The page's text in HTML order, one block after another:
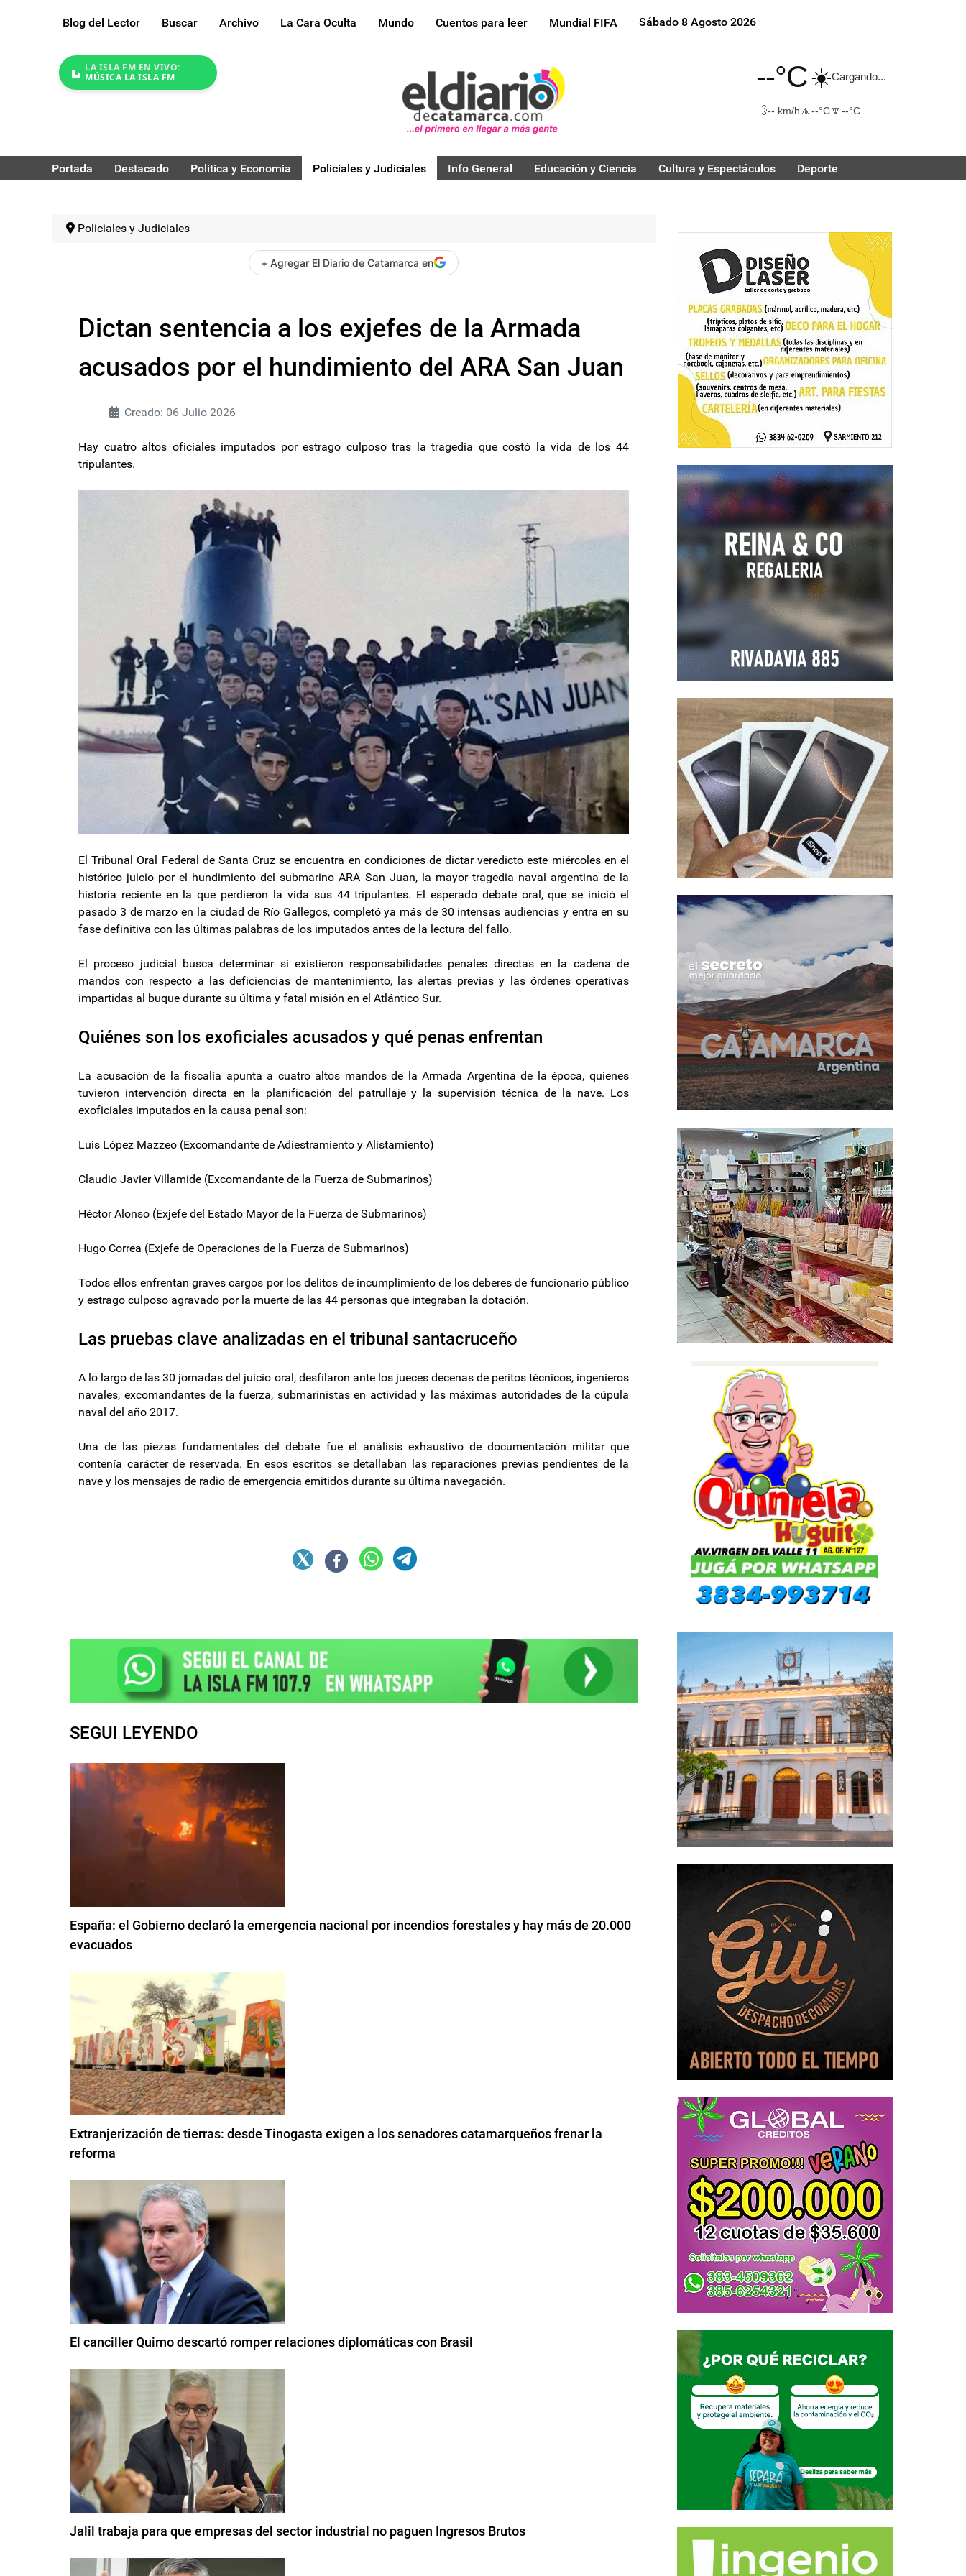
Blog del Lector Buscar Archivo La Cara Oculta Mundo Cuentos para leer Mundial FIFA Sábado 8 Agosto 2026
LA ISLA FM EN VIVO:
MÚSICA LA ISLA FM
--°C☀️Cargando...
💨-- km/h 🔼 --°C🔽 --°C
Portada Destacado Politica y Economia Policiales y Judiciales Info General Educación y Ciencia Cultura y Espectáculos Deporte
Policiales y Judiciales
+ Agregar El Diario de Catamarca en
Dictan sentencia a los exjefes de la Armada
acusados por el hundimiento del ARA San Juan
Creado: 06 Julio 2026
Hay cuatro altos oficiales imputados por estrago culposo tras la tragedia que costó la vida de los 44
tripulantes.
El Tribunal Oral Federal de Santa Cruz se encuentra en condiciones de dictar veredicto este miércoles en el
histórico juicio por el hundimiento del submarino ARA San Juan, la mayor tragedia naval argentina de la
historia reciente en la que perdieron la vida sus 44 tripulantes. El esperado debate oral, que se inició el
pasado 3 de marzo en la ciudad de Río Gallegos, completó ya más de 30 intensas audiencias y entra en su
fase definitiva con las últimas palabras de los imputados antes de la lectura del fallo.
El proceso judicial busca determinar si existieron responsabilidades penales directas en la cadena de
mandos con respecto a las deficiencias de mantenimiento, las alertas previas y las órdenes operativas
impartidas al buque durante su última y fatal misión en el Atlántico Sur.
Quiénes son los exoficiales acusados y qué penas enfrentan
La acusación de la fiscalía apunta a cuatro altos mandos de la Armada Argentina de la época, quienes
tuvieron intervención directa en la planificación del patrullaje y la supervisión técnica de la nave. Los
exoficiales imputados en la causa penal son:
Luis López Mazzeo (Excomandante de Adiestramiento y Alistamiento)
Claudio Javier Villamide (Excomandante de la Fuerza de Submarinos)
Héctor Alonso (Exjefe del Estado Mayor de la Fuerza de Submarinos)
Hugo Correa (Exjefe de Operaciones de la Fuerza de Submarinos)
Todos ellos enfrentan graves cargos por los delitos de incumplimiento de los deberes de funcionario público
y estrago culposo agravado por la muerte de las 44 personas que integraban la dotación.
Las pruebas clave analizadas en el tribunal santacruceño
A lo largo de las 30 jornadas del juicio oral, desfilaron ante los jueces decenas de peritos técnicos, ingenieros
navales, excomandantes de la fuerza, submarinistas en actividad y las máximas autoridades de la cúpula
naval del año 2017.
Una de las piezas fundamentales del debate fue el análisis exhaustivo de documentación militar que
contenía carácter de reservada. En esos escritos se detallaban las reparaciones previas pendientes de la
nave y los mensajes de radio de emergencia emitidos durante su última navegación.
SEGUI LEYENDO
España: el Gobierno declaró la emergencia nacional por incendios forestales y hay más de 20.000
evacuados
Extranjerización de tierras: desde Tinogasta exigen a los senadores catamarqueños frenar la
reforma
El canciller Quirno descartó romper relaciones diplomáticas con Brasil
Jalil trabaja para que empresas del sector industrial no paguen Ingresos Brutos